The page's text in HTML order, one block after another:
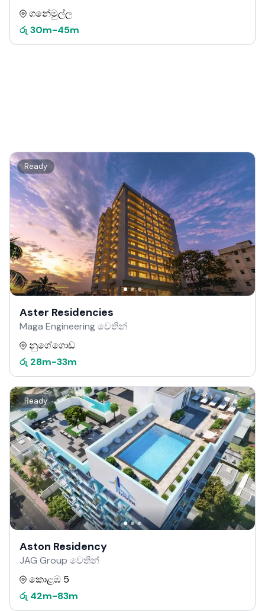
ගනේමුල්ල
රු 30m-45m
Ready
Aster Residencies
Maga Engineering වෙතින්
නුගේගොඩ
රු 28m-33m
Ready
Aston Residency
JAG Group වෙතින්
කොළඹ 5
රු 42m-83m